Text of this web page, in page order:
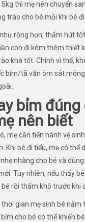
thì mẹ nên chuyển
trào cho bé mỗi khi bé đi
rộng hơn, thấm hút
còn đi kèm thêm thiết
khá tốt. Chính vì thế,
bỉm/tã vẫn ôm sát
bỉm đúng
nên biết
mẹ cần tiến hành vệ
Khi bé đi tiểu, mẹ có thể
nhàng cho bé và
Tuy nhiên, nếu thấy
rồi thấm khô trước khi
thời gian mẹ sinh bé nằm
cho bé có thể khiến